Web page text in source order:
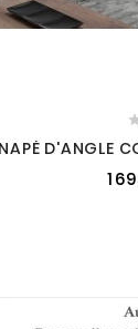
D'ANGLE
ANGLE1